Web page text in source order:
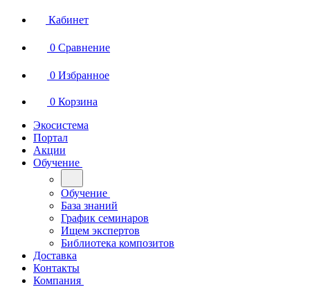
Кабинет
0 Сравнение
0 Избранное
0 Корзина
Экосистема
Портал
Акции
Обучение
Обучение
База знаний
График семинаров
Ищем экспертов
Библиотека композитов
Доставка
Контакты
Компания